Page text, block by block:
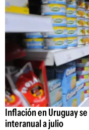
Inflación en Uruguay
interanual a julio